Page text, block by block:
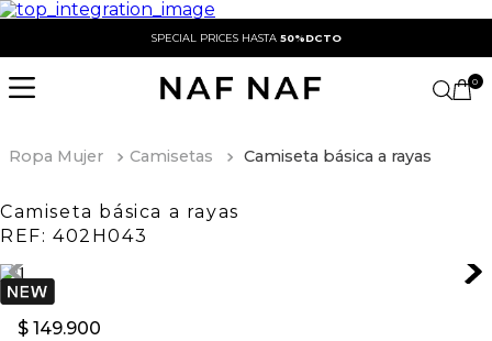
SPECIAL PRICES HASTA 50%DCTO
0
Ropa Mujer Camisetas Camiseta básica a rayas
Camiseta básica a rayas
REF: 402H043
$ 149.900